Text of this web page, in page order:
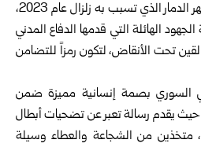
سرمدا شمال سوريا، والتي تظهر الدمار الذي تسبب به زلزال عام 2023،
الهائلة التي قدمها الدفاع المدني
تحت الأنقاض، لتكون رمزاً للتضامن
السوري بصمة إنسانية مميزة ضمن
يقدم رسالة تعبر عن تضحيات أبطال
متخذين من الشجاعة والعطاء وسيلة